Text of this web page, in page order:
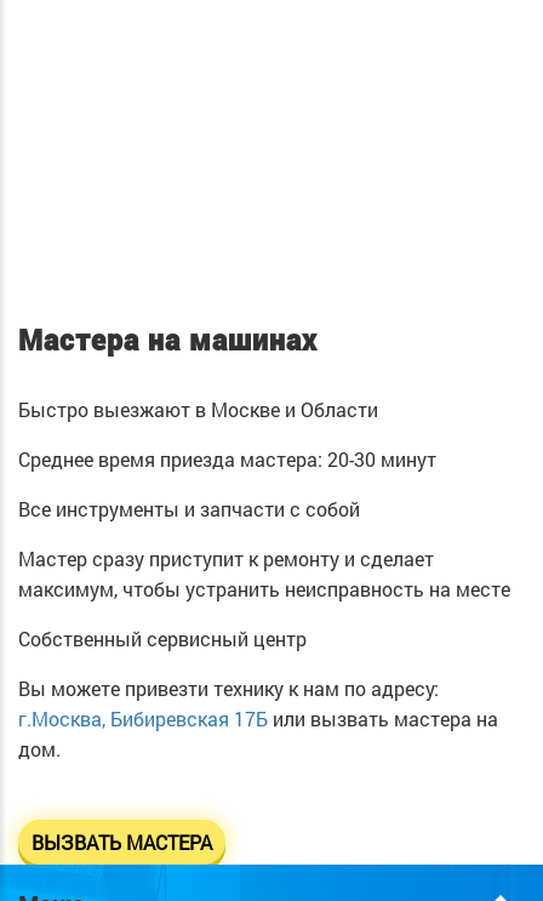
Мастера на машинах
Быстро выезжают в Москве и Области
Среднее время приезда мастера: 20-30 минут
Все инструменты и запчасти с собой
Мастер сразу приступит к ремонту и сделает
максимум, чтобы устранить неисправность на месте
Собственный сервисный центр
Вы можете привезти технику к нам по адресу:
г.Москва, Бибиревская 17Б или вызвать мастера на
дом.
ВЫЗВАТЬ МАСТЕРА